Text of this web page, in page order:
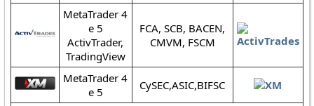
MetaTrader 4
e 5
ActivTrader,
TradingView
FCA, SCB, BACEN,
CMVM, FSCM
MetaTrader 4
e 5
CySEC,ASIC,BIFSC